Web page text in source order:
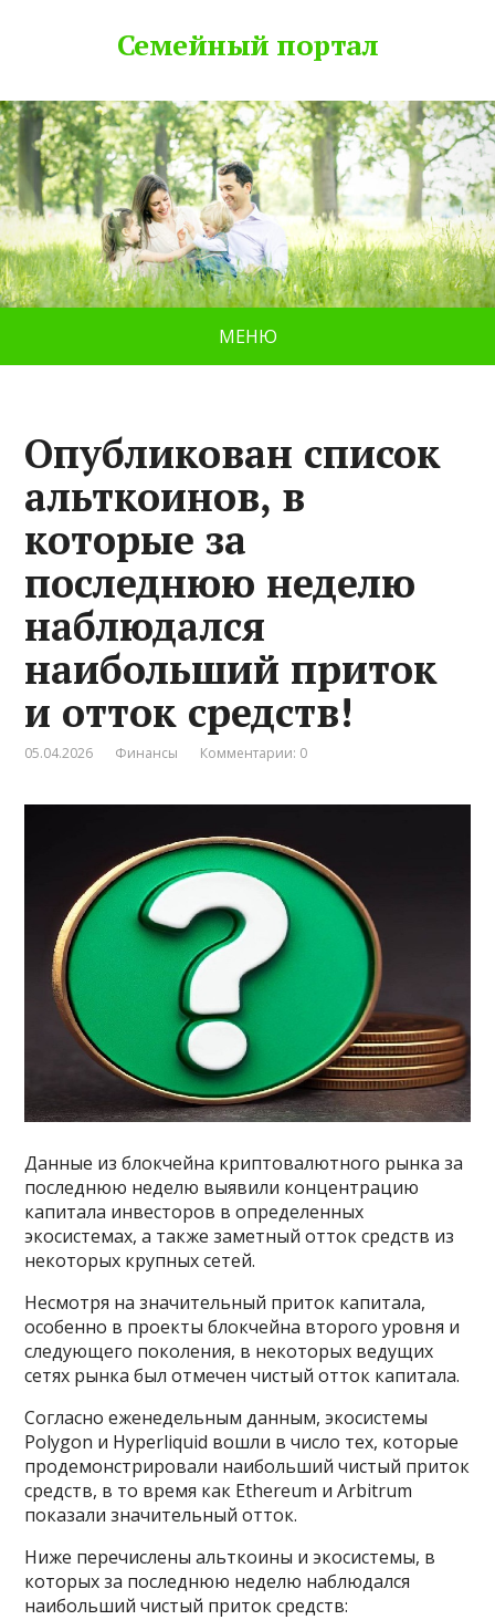
Семейный портал
МЕНЮ
Опубликован список
альткоинов, в
которые за
последнюю неделю
наблюдался
наибольший приток
и отток средств!
05.04.2026 Финансы Комментарии: 0
Данные из блокчейна криптовалютного рынка за
последнюю неделю выявили концентрацию
капитала инвесторов в определенных
экосистемах, а также заметный отток средств из
некоторых крупных сетей.
Несмотря на значительный приток капитала,
особенно в проекты блокчейна второго уровня и
следующего поколения, в некоторых ведущих
сетях рынка был отмечен чистый отток капитала.
Согласно еженедельным данным, экосистемы
Polygon и Hyperliquid вошли в число тех, которые
продемонстрировали наибольший чистый приток
средств, в то время как Ethereum и Arbitrum
показали значительный отток.
Ниже перечислены альткоины и экосистемы, в
которых за последнюю неделю наблюдался
наибольший чистый приток средств: